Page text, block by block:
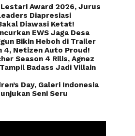
Award 2026, Jurus
Diapresiasi
Diawasi Ketat!
EWS Jaga Desa
Bikin Heboh di Trailer
4, Netizen Auto Proud!
Season 4 Rilis, Agnez
Badass Jadi Villain
Day, Galeri Indonesia
Seni Seru